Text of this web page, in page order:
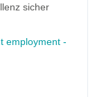
sicher
employment -